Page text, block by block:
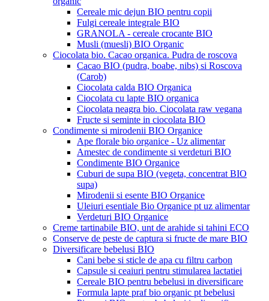
Cereale mic dejun BIO pentru copii
Fulgi cereale integrale BIO
GRANOLA - cereale crocante BIO
Musli (muesli) BIO Organic
Ciocolata bio. Cacao organica. Pudra de roscova
Cacao BIO (pudra, boabe, nibs) si Roscova
(Carob)
Ciocolata calda BIO Organica
Ciocolata cu lapte BIO organica
Ciocolata neagra bio. Ciocolata raw vegana
Fructe si seminte in ciocolata BIO
Condimente si mirodenii BIO Organice
Ape florale bio organice - Uz alimentar
Amestec de condimente si verdeturi BIO
Condimente BIO Organice
Cuburi de supa BIO (vegeta, concentrat BIO
supa)
Mirodenii si esente BIO Organice
Uleiuri esentiale Bio Organice pt uz alimentar
Verdeturi BIO Organice
Creme tartinabile BIO, unt de arahide si tahini ECO
Conserve de peste de captura si fructe de mare BIO
Diversificare bebelusi BIO
Cani bebe si sticle de apa cu filtru carbon
Capsule si ceaiuri pentru stimularea lactatiei
Cereale BIO pentru bebelusi in diversificare
Formula lapte praf bio organic pt bebelusi